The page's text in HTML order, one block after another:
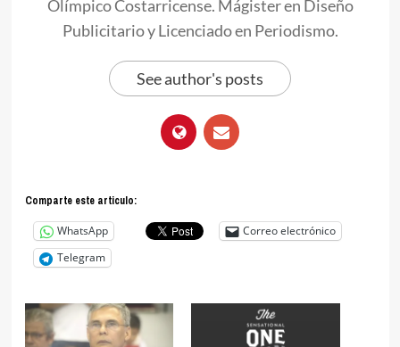
Olímpico Costarricense. Mágister en Diseño
Publicitario y Licenciado en Periodismo.
See author's posts
Comparte este articulo:
WhatsApp
Correo electrónico
Telegram